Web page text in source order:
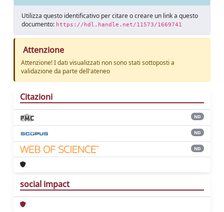
Utilizza questo identificativo per citare o creare un link a questo
documento: https://hdl.handle.net/11573/1669741
Attenzione
Attenzione! I dati visualizzati non sono stati sottoposti a
validazione da parte dell'ateneo
Citazioni
ND
ND
ND
social impact